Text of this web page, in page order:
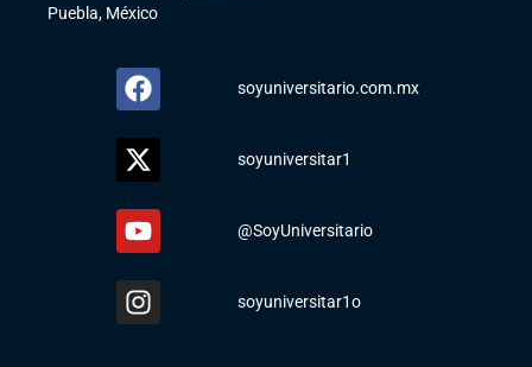
Puebla, México
soyuniversitario.com.mx
soyuniversitar1
@SoyUniversitario
soyuniversitar1o